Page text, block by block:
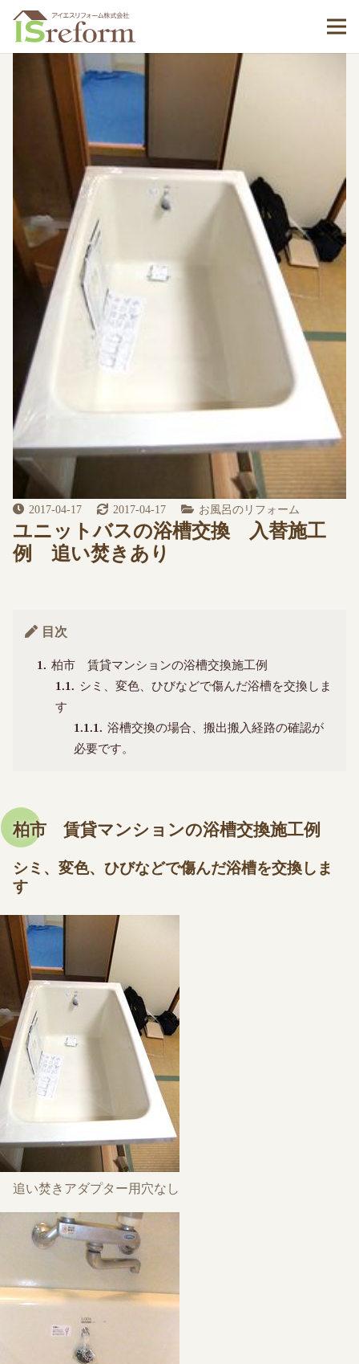
2017-04-17 2017-04-17 お風呂のリフォーム
ユニットバスの浴槽交換 入替施工
例 追い焚きあり
目次
1
柏市 賃貸マンションの浴槽交換施工例
1.1
シミ、変色、ひびなどで傷んだ浴槽を交換しま
す
1.1.1
浴槽交換の場合、搬出搬入経路の確認が
必要です。
柏市 賃貸マンションの浴槽交換施工例
シミ、変色、ひびなどで傷んだ浴槽を交換しま
す
追い焚きアダプター用穴なし